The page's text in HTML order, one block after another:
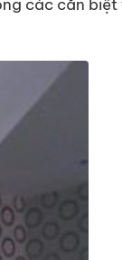
các căn biệt